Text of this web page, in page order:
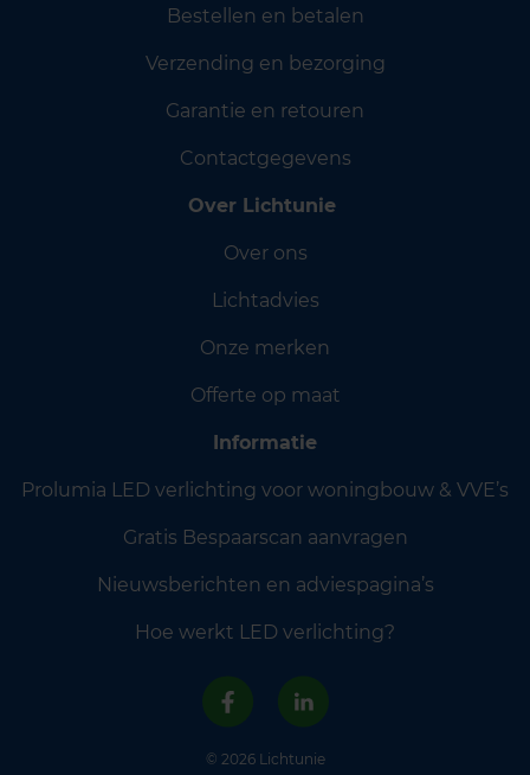
Bestellen en betalen
Verzending en bezorging
Garantie en retouren
Contactgegevens
Over Lichtunie
Over ons
Lichtadvies
Onze merken
Offerte op maat
Informatie
Prolumia LED verlichting voor woningbouw & VVE’s
Gratis Bespaarscan aanvragen
Nieuwsberichten en adviespagina’s
Hoe werkt LED verlichting?
© 2026 Lichtunie